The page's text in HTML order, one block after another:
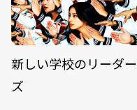
新しい学校のリーダー
ズ